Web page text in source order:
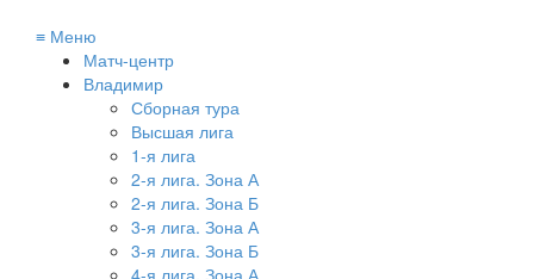
≡ Меню
Матч-центр
Владимир
Сборная тура
Высшая лига
1-я лига
2-я лига. Зона А
2-я лига. Зона Б
3-я лига. Зона А
3-я лига. Зона Б
4-я лига. Зона А